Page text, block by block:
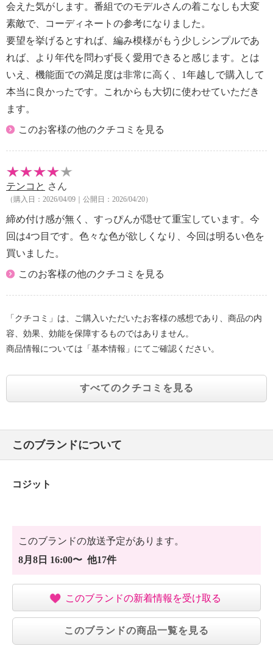
会えた気がします。番組でのモデルさんの着こなしも大変
素敵で、コーディネートの参考になりました。
要望を挙げるとすれば、編み模様がもう少しシンプルであ
れば、より年代を問わず長く愛用できると感じます。とは
いえ、機能面での満足度は非常に高く、1年越しで購入して
本当に良かったです。これからも大切に使わせていただき
ます。
このお客様の他のクチコミを見る
テンコと さん
（購入日：2026/04/09｜公開日：2026/04/20）
締め付け感が無く、すっぴんが隠せて重宝しています。今
回は4つ目です。色々な色が欲しくなり、今回は明るい色を
買いました。
このお客様の他のクチコミを見る
「クチコミ」は、ご購入いただいたお客様の感想であり、商品の内
容、効果、効能を保障するものではありません。
商品情報については「基本情報」にてご確認ください。
すべてのクチコミを見る
このブランドについて
コジット
このブランドの放送予定があります。
8月8日 16:00〜 他17件
このブランドの新着情報を受け取る
このブランドの商品一覧を見る